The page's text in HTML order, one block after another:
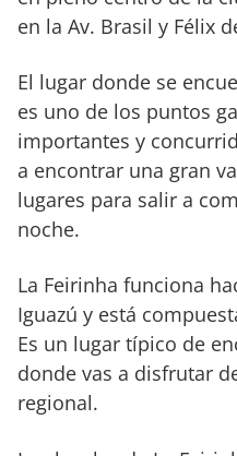
en la Av. Brasil y Félix
El lugar donde se
es uno de los puntos
importantes y
a encontrar una gran
lugares para salir a
noche.
La Feirinha funciona
Iguazú y está
Es un lugar típico de
donde vas a disfrutar
regional.